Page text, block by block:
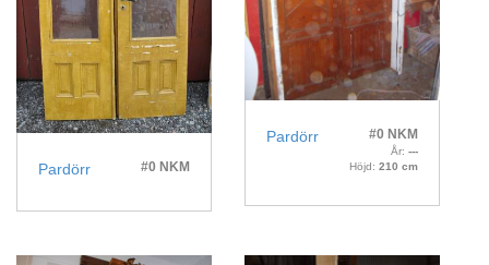
Pardörr #0 NKM
Pardörr #0 NKM
År: ---
Höjd: 210 cm